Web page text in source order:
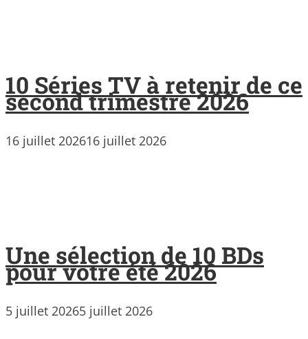
10 Séries TV à retenir de ce
second trimestre 2026
16 juillet 202616 juillet 2026
Une sélection de 10 BDs
pour votre été 2026
5 juillet 20265 juillet 2026